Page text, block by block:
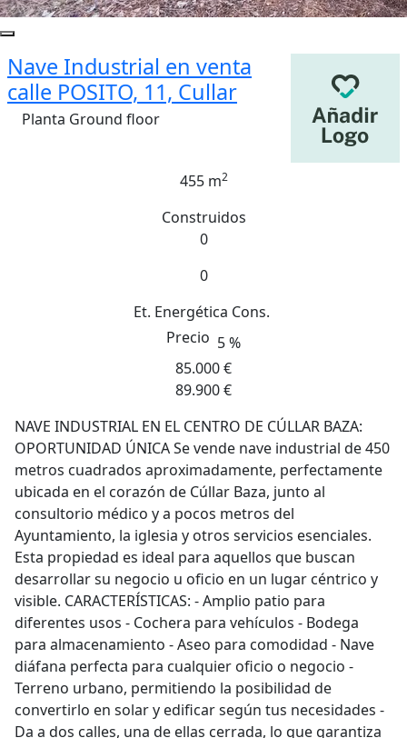
Nave Industrial en venta
calle POSITO, 11, Cullar
Planta Ground floor
455 m2
Construidos
0
0
Et. Energética Cons.
Precio 5 %
85.000 €
89.900 €
NAVE INDUSTRIAL EN EL CENTRO DE CÚLLAR BAZA:
OPORTUNIDAD ÚNICA Se vende nave industrial de 450
metros cuadrados aproximadamente, perfectamente
ubicada en el corazón de Cúllar Baza, junto al
consultorio médico y a pocos metros del
Ayuntamiento, la iglesia y otros servicios esenciales.
Esta propiedad es ideal para aquellos que buscan
desarrollar su negocio u oficio en un lugar céntrico y
visible. CARACTERÍSTICAS: - Amplio patio para
diferentes usos - Cochera para vehículos - Bodega
para almacenamiento - Aseo para comodidad - Nave
diáfana perfecta para cualquier oficio o negocio -
Terreno urbano, permitiendo la posibilidad de
convertirlo en solar y edificar según tus necesidades -
Da a dos calles, una de ellas cerrada, lo que garantiza